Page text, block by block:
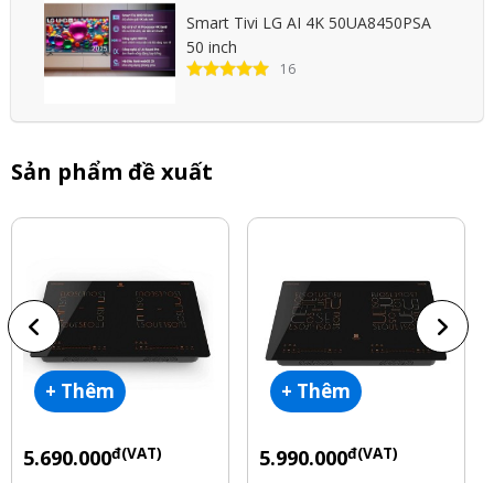
Smart Tivi LG AI 4K 50UA8450PSA
50 inch
16
Sản phẩm đề xuất
+ Thêm
5.690.000đ(VAT)
+ Thêm
5.990.000đ(VAT)